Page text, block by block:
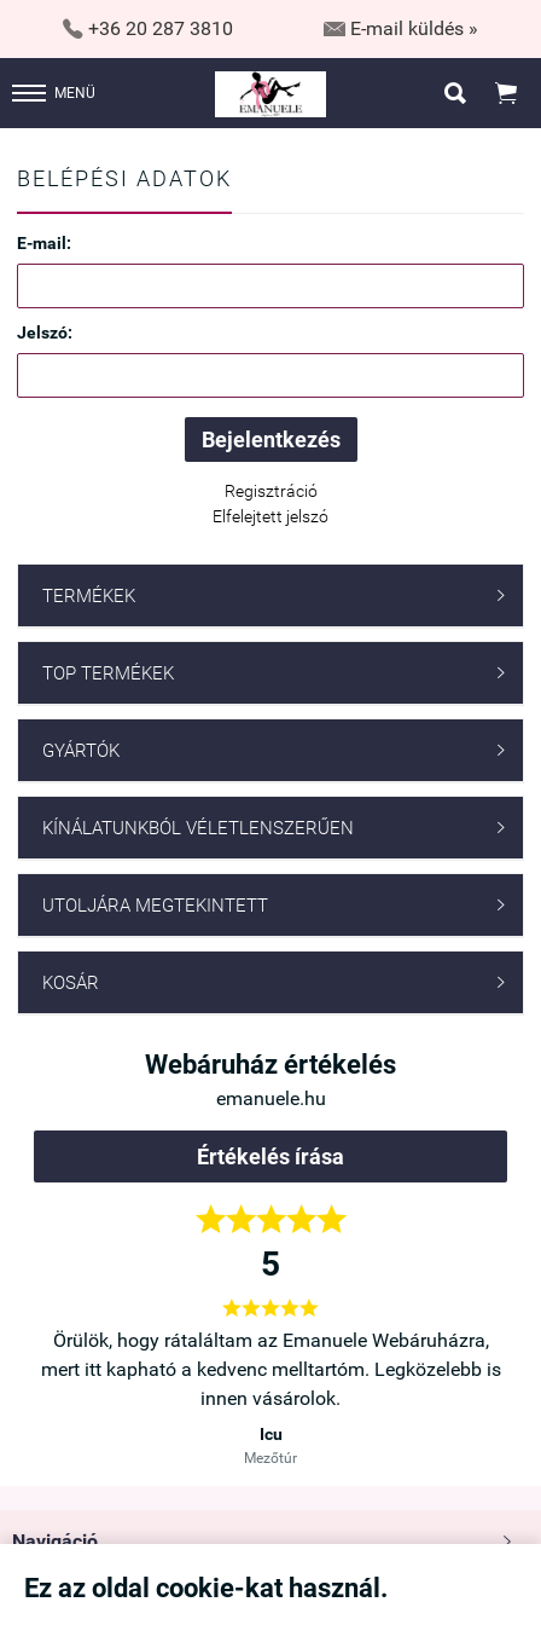
Ez az oldal cookie-kat használ.
 +36 20 287 3810  E-mail küldés »
MENÜ  
BELÉPÉSI ADATOK
E-mail:
Jelszó:
Regisztráció
Elfelejtett jelszó
TERMÉKEK 
TOP TERMÉKEK 
GYÁRTÓK 
KÍNÁLATUNKBÓL VÉLETLENSZERŰEN 
UTOLJÁRA MEGTEKINTETT 
KOSÁR 
Webáruház értékelés
emanuele.hu
Értékelés írása

5

Örülök, hogy rátaláltam az Emanuele Webáruházra,
mert itt kapható a kedvenc melltartóm. Legközelebb is
innen vásárolok.
Icu
Mezőtúr
Navigáció 
Saját fiók